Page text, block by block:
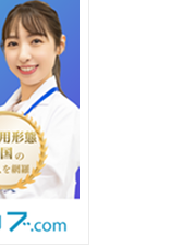
の法人営業｜マネジメ
ホールディングス株式会社
祝休／残業10H以下
休126日／土日祝休／